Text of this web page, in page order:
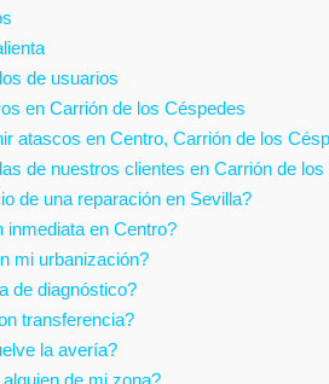
de usuarios
en Carrión de los Céspedes
atascos en Centro, Carrión de los
de nuestros clientes en Carrión de los
de una reparación en Sevilla?
en Centro?
mi urbanización?
de diagnóstico?
transferencia?
la avería?